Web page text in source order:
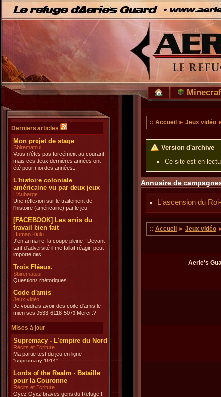
Derniers articles
Mon projet de stage
Sbirematqui
Vous n'êtes pas forcément au courant,
mais ces deux dernières années ont
été pour moi des années...
L'histoire coloniale
américaine vu par deux jeux
L'Auberge
Une réflexion sur le traitement de
l'histoire (américaine) par le jeu.
[FACEBOOK] Les amis du
travail bien fait
Human Ktulu
J'en ai marre, la coupe pleine ! Devant
tant d'adversité il me fallait réagir, peut
importe des...
Trois Fléaux.
Sbirematqui
Questions rhétoriques.
Code d'amis
Jeux vidéo
Je voudrais avoir des code d'amis le
mien ses 0533-6118-5073 Merci :?
Mises à jour
Supremacy - L'empire du Nord
Récits et Ecriture
Ma partie-test du jeu en ligne
"supremacy 1914"
Lords of the Realm - Bataille
pour la Couronne
Récits et Ecriture
Oyez Oyez braves gens du Refuge !
:: Accueil ► Jeux vidéo
Version d'archive
Ce site est en
Annuaire de
L'ascension du
:: Accueil ► Jeux vidéo
Aerie's